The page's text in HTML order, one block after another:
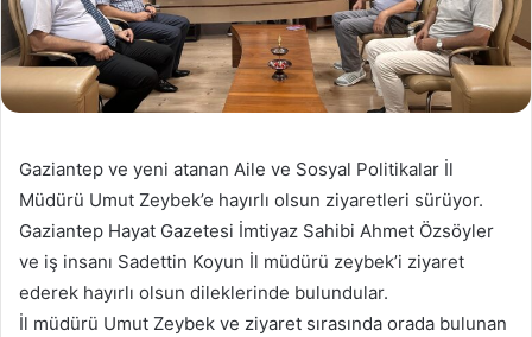
Gaziantep ve yeni atanan Aile ve Sosyal Politikalar İl
Müdürü Umut Zeybek’e hayırlı olsun ziyaretleri sürüyor.
Gaziantep Hayat Gazetesi İmtiyaz Sahibi Ahmet Özsöyler
ve iş insanı Sadettin Koyun İl müdürü zeybek’i ziyaret
ederek hayırlı olsun dileklerinde bulundular.
İl müdürü Umut Zeybek ve ziyaret sırasında orada bulunan